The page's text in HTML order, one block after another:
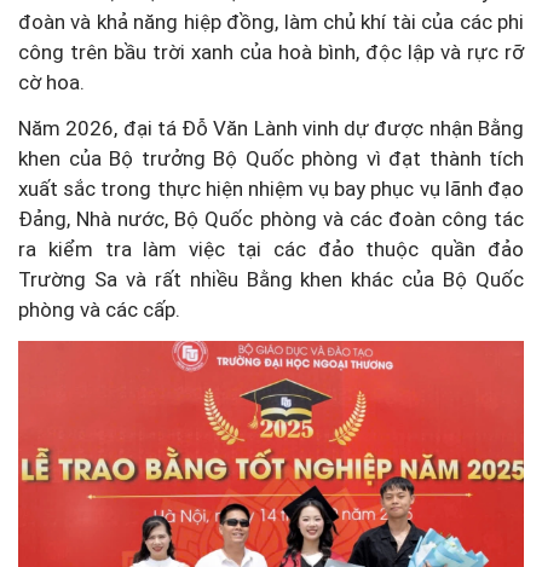
đoàn và khả năng hiệp đồng, làm chủ khí tài của các phi
công trên bầu trời xanh của hoà bình, độc lập và rực rỡ
cờ hoa.
Năm 2026, đại tá Đỗ Văn Lành vinh dự được nhận Bằng
khen của Bộ trưởng Bộ Quốc phòng vì đạt thành tích
xuất sắc trong thực hiện nhiệm vụ bay phục vụ lãnh đạo
Đảng, Nhà nước, Bộ Quốc phòng và các đoàn công tác
ra kiểm tra làm việc tại các đảo thuộc quần đảo
Trường Sa và rất nhiều Bằng khen khác của Bộ Quốc
phòng và các cấp.